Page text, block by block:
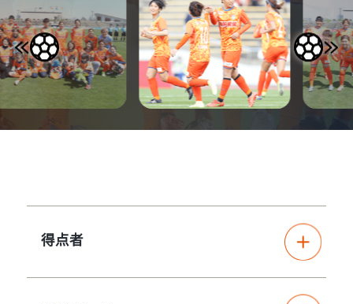
得点者